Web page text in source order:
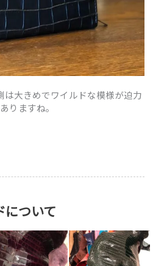
は大きめでワイルドな模様が迫力
ありますね。
について